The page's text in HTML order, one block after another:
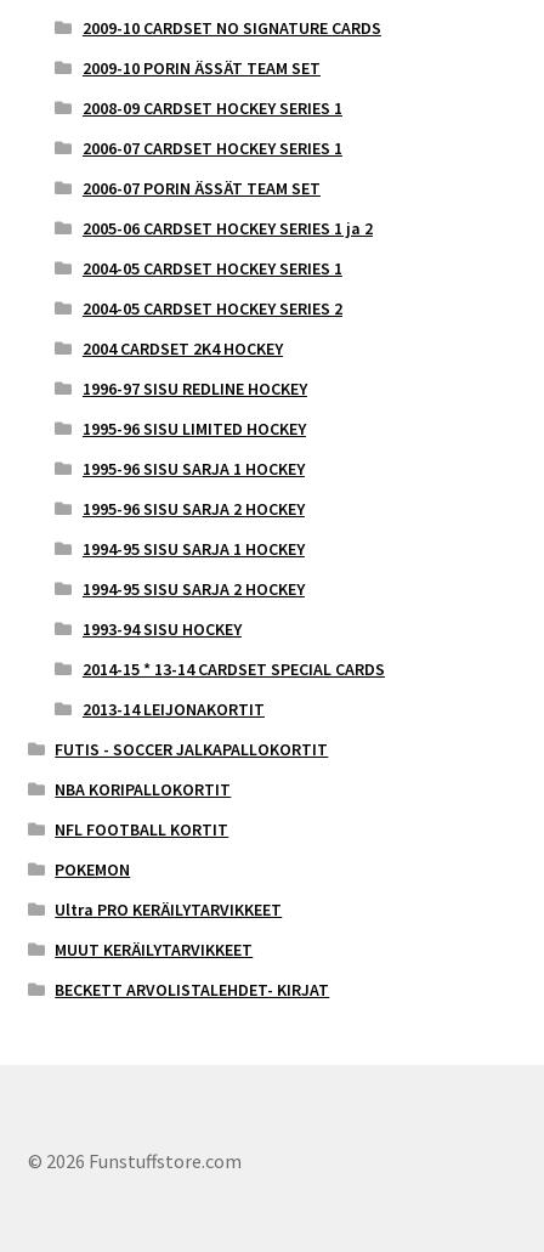
2009-10 CARDSET NO SIGNATURE CARDS
2009-10 PORIN ÄSSÄT TEAM SET
2008-09 CARDSET HOCKEY SERIES 1
2006-07 CARDSET HOCKEY SERIES 1
2006-07 PORIN ÄSSÄT TEAM SET
2005-06 CARDSET HOCKEY SERIES 1 ja 2
2004-05 CARDSET HOCKEY SERIES 1
2004-05 CARDSET HOCKEY SERIES 2
2004 CARDSET 2K4 HOCKEY
1996-97 SISU REDLINE HOCKEY
1995-96 SISU LIMITED HOCKEY
1995-96 SISU SARJA 1 HOCKEY
1995-96 SISU SARJA 2 HOCKEY
1994-95 SISU SARJA 1 HOCKEY
1994-95 SISU SARJA 2 HOCKEY
1993-94 SISU HOCKEY
2014-15 * 13-14 CARDSET SPECIAL CARDS
2013-14 LEIJONAKORTIT
FUTIS - SOCCER JALKAPALLOKORTIT
NBA KORIPALLOKORTIT
NFL FOOTBALL KORTIT
POKEMON
Ultra PRO KERÄILYTARVIKKEET
MUUT KERÄILYTARVIKKEET
BECKETT ARVOLISTALEHDET- KIRJAT
© 2026 Funstuffstore.com